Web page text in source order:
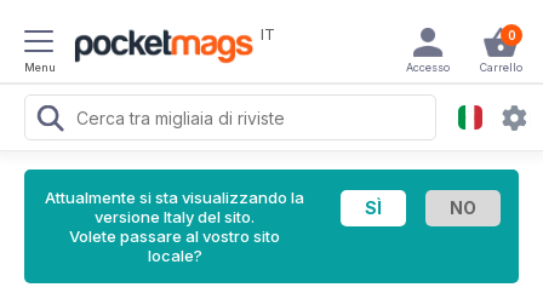
Menu
IT 0
Carrello
Accesso
Attualmente si sta visualizzando la
versione Italy del sito.
Volete passare al vostro sito
locale?